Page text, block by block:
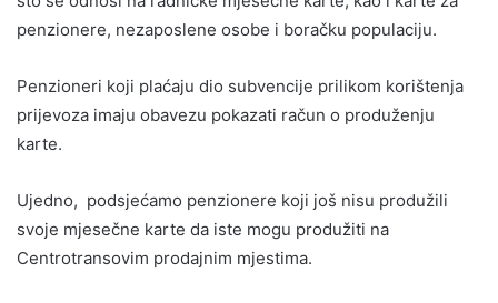
penzionere, nezaposlene osobe i boračku populaciju.
Penzioneri koji plaćaju dio subvencije prilikom korištenja
prijevoza imaju obavezu pokazati račun o produženju
karte.
Ujedno, podsjećamo penzionere koji još nisu produžili
svoje mjesečne karte da iste mogu produžiti na
Centrotransovim prodajnim mjestima.